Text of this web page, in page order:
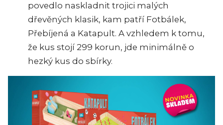
povedlo naskladnit trojici malých
dřevěných klasik, kam patří Fotbálek,
Přebíjená a Katapult. A vzhledem k tomu,
že kus stojí 299 korun, jde minimálně o
hezký kus do sbírky.